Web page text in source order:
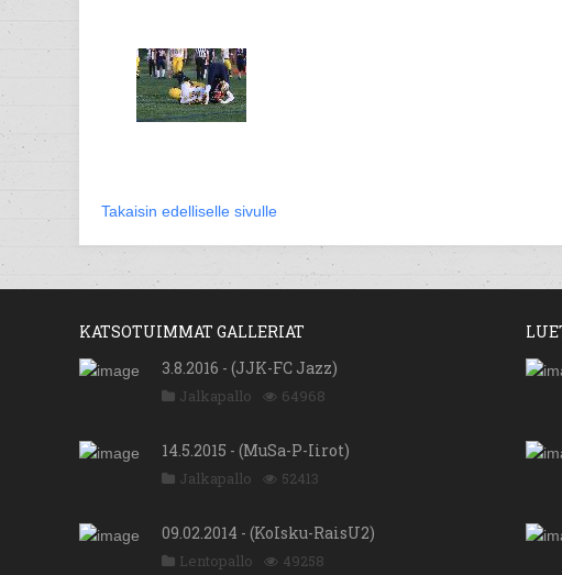
Takaisin edelliselle sivulle
KATSOTUIMMAT GALLERIAT
3.8.2016 - (JJK-FC Jazz)
Jalkapallo 64968
14.5.2015 - (MuSa-P-Iirot)
Jalkapallo 52413
09.02.2014 - (KoIsku-RaisU2)
Lentopallo 49258